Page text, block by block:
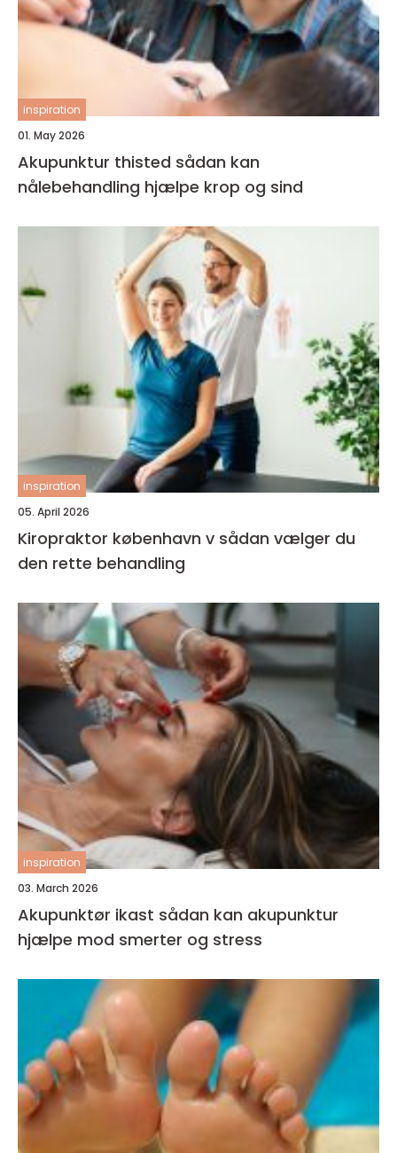
inspiration
01. May 2026
Akupunktur thisted sådan kan
nålebehandling hjælpe krop og sind
inspiration
05. April 2026
Kiropraktor københavn v sådan vælger du
den rette behandling
inspiration
03. March 2026
Akupunktør ikast sådan kan akupunktur
hjælpe mod smerter og stress